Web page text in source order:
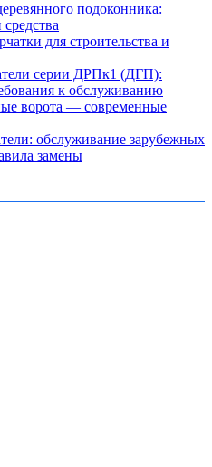
подоконника:
для строительства и
серии ДРПк1 (ДГП):
к обслуживанию
ворота — современные
обслуживание зарубежных
замены